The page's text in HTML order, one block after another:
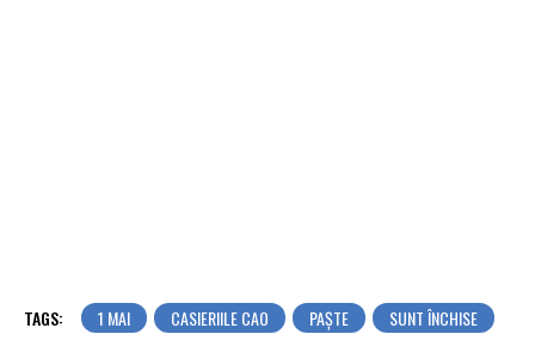
TAGS: 1 MAI CASIERIILE CAO PAŞTE SUNT ÎNCHISE